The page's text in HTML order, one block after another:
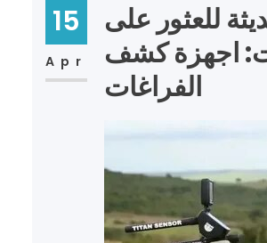
15
Apr
للعثور على
اجهزة كشف
الفراغات